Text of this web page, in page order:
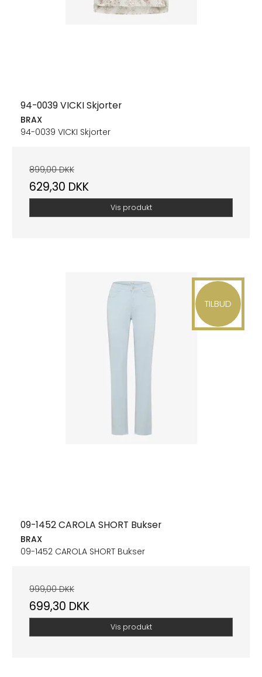
94-0039 VICKI Skjorter
BRAX
94-0039 VICKI Skjorter
899,00 DKK
629,30 DKK
Vis produkt
TILBUD
09-1452 CAROLA SHORT Bukser
BRAX
09-1452 CAROLA SHORT Bukser
999,00 DKK
699,30 DKK
Vis produkt